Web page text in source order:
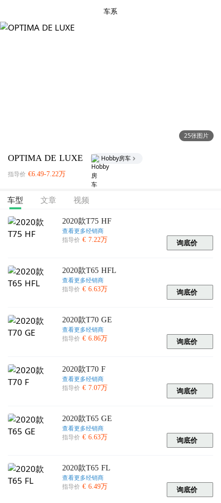
车系
25张图片
OPTIMA DE LUXE Hobby房车
指导价 €6.49-7.22万
车型 文章 视频
2020款T75 HF
查看更多经销商
指导价 € 7.22万 询底价
2020款T65 HFL
查看更多经销商
指导价 € 6.63万 询底价
2020款T70 GE
查看更多经销商
指导价 € 6.86万 询底价
2020款T70 F
查看更多经销商
指导价 € 7.07万 询底价
2020款T65 GE
查看更多经销商
指导价 € 6.63万 询底价
2020款T65 FL
查看更多经销商
指导价 € 6.49万 询底价